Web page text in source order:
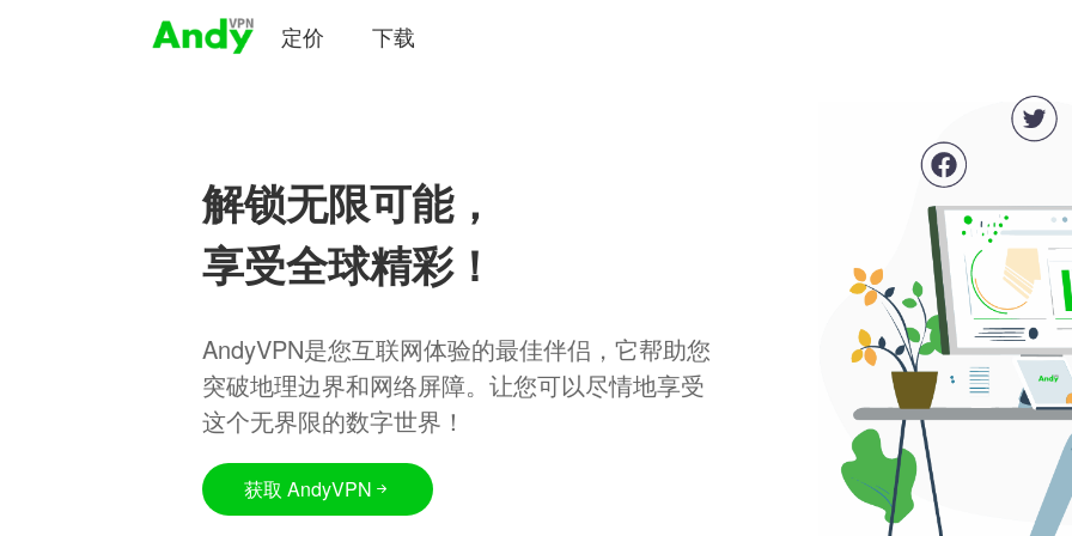
定价 下载
解锁无限可能，
享受全球精彩！
AndyVPN是您互联网体验的最佳伴侣，它帮助您
突破地理边界和网络屏障。让您可以尽情地享受
这个无界限的数字世界！
获取 AndyVPN